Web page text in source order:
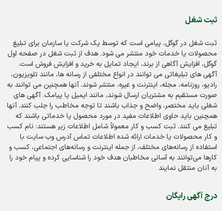
ثبت شغل
ثبت شغل در گوگل، پیامی است که توسط یک شرکت یا سازمان برای تبلیغ
محصولات یا خدمات خود منتشر می شود. هدف از ثبت شغل در صفحه اول
گوگل، افزایش آگاهی از برند، ایجاد تمایل به خرید و افزایش فروش است.
آگهی های تبلیغاتی می توانند در انواع مختلفی از رسانه ها، مانند تلویزیون،
رادیو، روزنامه، مجله، اینترنت و غیره، منتشر شوند. آنها همچنین می توانند به
صورت مستقیم به مشتریان ارسال شوند، مانند ایمیل یا پیامک. آگهی های
شغلی باید مختصر، واضح و جذاب باشند تا توجه مخاطب را جلب کنند. آنها
همچنین باید حاوی اطلاعات مفید در مورد محصول یا خدماتی باشند که
تبلیغ می کنند. ثبت کسب و کار معمولاً شامل اطلاعات زیر هستند: نام کسب
و کار محصولات یا خدمات ارائه شده اطلاعات تماس آدرس وب سایت با
استفاده از رسانه‌های مختلف، از جمله اینترنت و رسانه‌های اجتماعی، کسب و
کارها می‌توانند به آسانی مخاطبان هدف خود را شناسایی کرده و پیام خود را
به آنان منتقل نمایند
درج آگهی رایگان